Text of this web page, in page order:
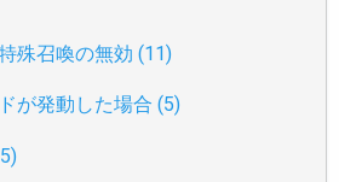
殊召喚の無効 (11)
が発動した場合 (5)